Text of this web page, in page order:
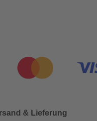
& Lieferung